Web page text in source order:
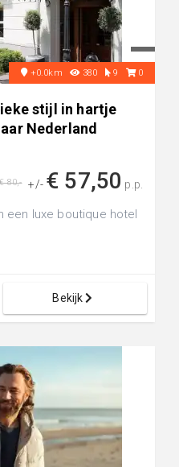
+0.0km 380 9 0
stijl in hartje
Nederland
+/- € 57,50 p.p.
€ 80,-
een luxe boutique hotel
Bekijk